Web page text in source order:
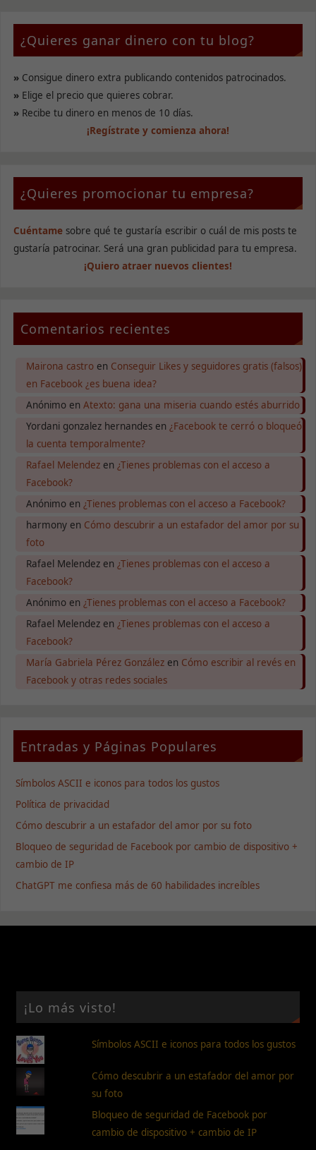
¿Quieres ganar dinero con tu blog?
»Consigue dinero extra publicando contenidos patrocinados.
»Elige el precio que quieres cobrar.
»Recibe tu dinero en menos de 10 días.
¡Regístrate y comienza ahora!
¿Quieres promocionar tu empresa?
Cuéntamesobre qué te gustaría escribir o cuál de mis posts te
gustaría patrocinar. Será una gran publicidad para tu empresa.
¡Quiero atraer nuevos clientes!
Comentarios recientes
Mairona castroen Conseguir Likes y seguidores gratis (falsos)
en Facebook ¿es buena idea?
Anónimoen Atexto: gana una miseria cuando estés aburrido
Yordani gonzalez hernandesen ¿Facebook te cerró o bloqueó
la cuenta temporalmente?
Rafael Melendezen ¿Tienes problemas con el acceso a
Facebook?
Anónimoen ¿Tienes problemas con el acceso a Facebook?
harmonyen Cómo descubrir a un estafador del amor por su
foto
Rafael Melendezen ¿Tienes problemas con el acceso a
Facebook?
Anónimoen ¿Tienes problemas con el acceso a Facebook?
Rafael Melendezen ¿Tienes problemas con el acceso a
Facebook?
María Gabriela Pérez Gonzálezen Cómo escribir al revés en
Facebook y otras redes sociales
Entradas y Páginas Populares
Símbolos ASCII e iconos para todos los gustos
Política de privacidad
Cómo descubrir a un estafador del amor por su foto
Bloqueo de seguridad de Facebook por cambio de dispositivo +
cambio de IP
ChatGPT me confiesa más de 60 habilidades increíbles
¡Lo más visto!
Símbolos ASCII e iconos para todos los gustos
Cómo descubrir a un estafador del amor por
su foto
Bloqueo de seguridad de Facebook por
cambio de dispositivo + cambio de IP
mejor posible
durante tu
visita. Si
rechaza estas
cookies,
algunas
desaparecerán
intereses y
comportamiento
nuestro sitio,
aumentas la
posibilidad de
ver contenido y